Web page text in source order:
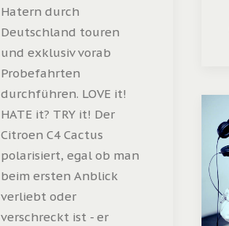
Hatern durch
Deutschland touren
und exklusiv vorab
Probefahrten
durchführen. LOVE it!
HATE it? TRY it! Der
Citroen C4 Cactus
polarisiert, egal ob man
beim ersten Anblick
verliebt oder
verschreckt ist - er